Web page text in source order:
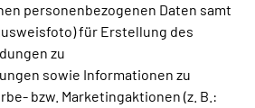
personenbezogenen Daten samt
für Erstellung des
zu
sowie Informationen zu
bzw. Marketingaktionen (z. B.: